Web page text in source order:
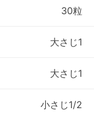
30粒
大さじ1
大さじ1
小さじ1/2